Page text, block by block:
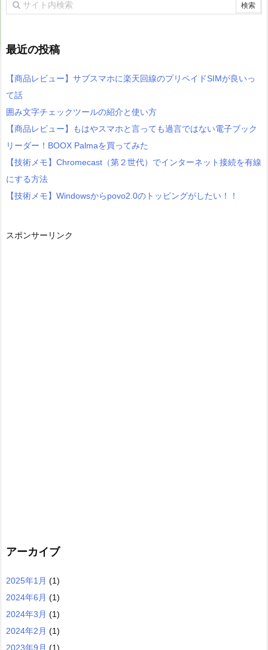
最近の投稿
【商品レビュー】サブスマホに楽天回線のプリペイドSIMが良いっ
て話
囲み文字チェックツールの紹介と使い方
【商品レビュー】もはやスマホと言っても過言ではない電子ブック
リーダー！BOOX Palmaを買ってみた
【技術メモ】Chromecast（第２世代）でインターネット接続を有線
にする方法
【技術メモ】Windowsからpovo2.0のトッピングがしたい！！
スポンサーリンク
アーカイブ
2025年1月 (1)
2024年6月 (1)
2024年3月 (1)
2024年2月 (1)
2023年9月 (1)